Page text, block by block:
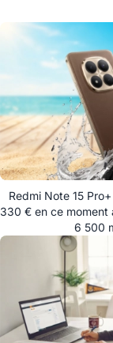
Redmi Note 15
330 € en ce
6 500